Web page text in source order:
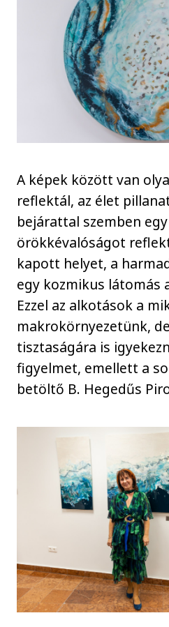
A képek között van
reflektál, az élet
bejárattal szemben
örökkévalóságot
kapott helyet, a
egy kozmikus látomás
Ezzel az alkotások a
makrokörnyezetünk,
tisztaságára is
figyelmet, emellett a
betöltő B. Hegedűs